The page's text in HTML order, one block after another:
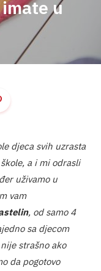
g
u
djeca svih uzrasta
a i mi odrasli
uživamo u
vam
, od samo 4
sa djecom
strašno ako
da pogotovo